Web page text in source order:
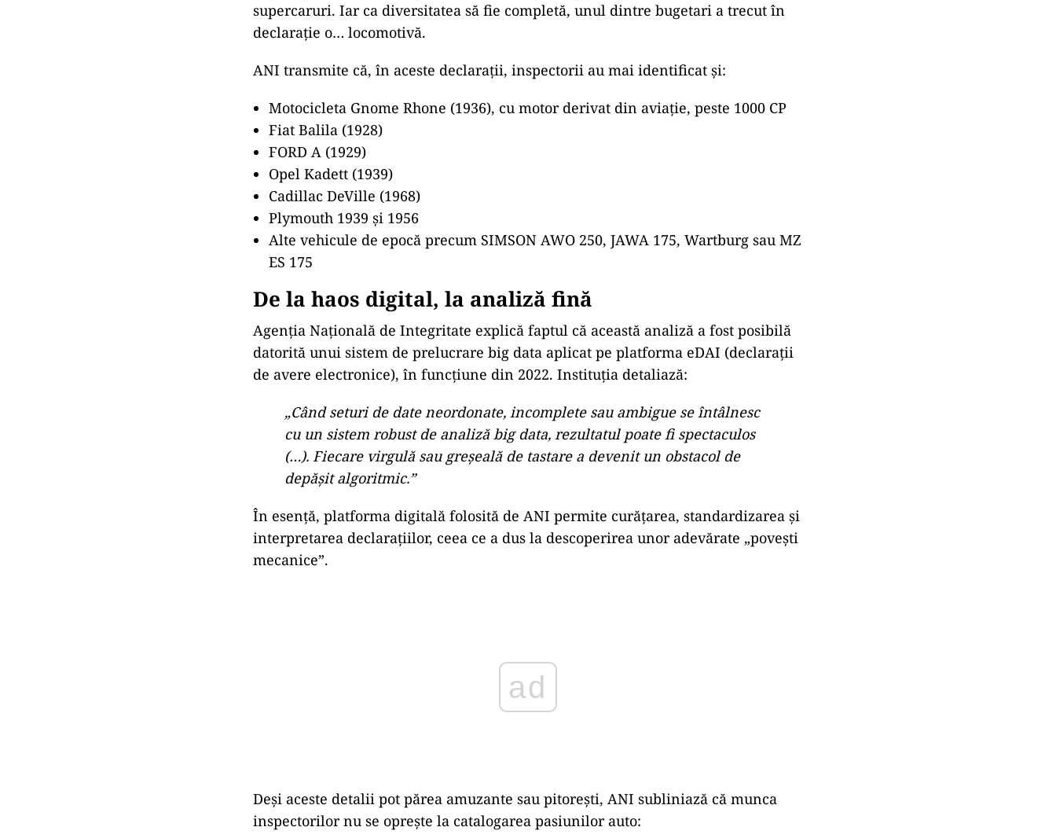
supercaruri. Iar ca diversitatea să fie completă, unul dintre bugetari a trecut în
declarație o… locomotivă.
ANI transmite că, în aceste declarații, inspectorii au mai identificat și:
Motocicleta Gnome Rhone (1936), cu motor derivat din aviație, peste 1000 CP
Fiat Balila (1928)
FORD A (1929)
Opel Kadett (1939)
Cadillac DeVille (1968)
Plymouth 1939 și 1956
Alte vehicule de epocă precum SIMSON AWO 250, JAWA 175, Wartburg sau MZ
ES 175
De la haos digital, la analiză fină
Agenția Națională de Integritate explică faptul că această analiză a fost posibilă
datorită unui sistem de prelucrare big data aplicat pe platforma eDAI (declarații
de avere electronice), în funcțiune din 2022. Instituția detaliază:
„Când seturi de date neordonate, incomplete sau ambigue se întâlnesc
cu un sistem robust de analiză big data, rezultatul poate fi spectaculos
(…). Fiecare virgulă sau greșeală de tastare a devenit un obstacol de
depășit algoritmic.”
În esență, platforma digitală folosită de ANI permite curățarea, standardizarea și
interpretarea declarațiilor, ceea ce a dus la descoperirea unor adevărate „povești
mecanice”.
ad
Deși aceste detalii pot părea amuzante sau pitorești, ANI subliniază că munca
inspectorilor nu se oprește la catalogarea pasiunilor auto: